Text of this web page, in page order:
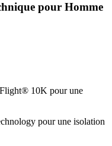
pour Homme
10K pour une
pour une isolation